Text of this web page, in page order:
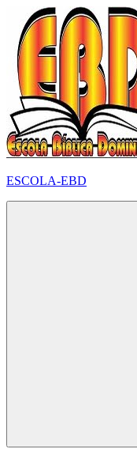
para
conteúdo
ESCOLA-EBD